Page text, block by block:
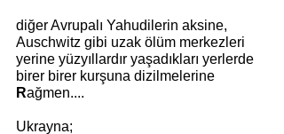
diğer Avrupalı ​​Yahudilerin aksine,
Auschwitz gibi uzak ölüm merkezleri
yerine yüzyıllardır yaşadıkları yerlerde
birer birer kurşuna dizilmelerine
Rağmen....
Ukrayna;